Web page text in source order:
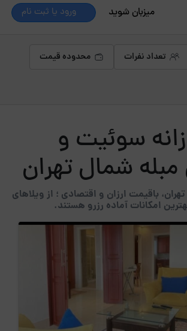
میزبان شوید ورود یا ثبت نام
تعداد نفرات
محدوده قیمت
سوئیت و
مبله شمال تهران
باقیمت ارزان و اقتصادی ؛ از ویلاهای
امکانات آماده رزرو هستند.